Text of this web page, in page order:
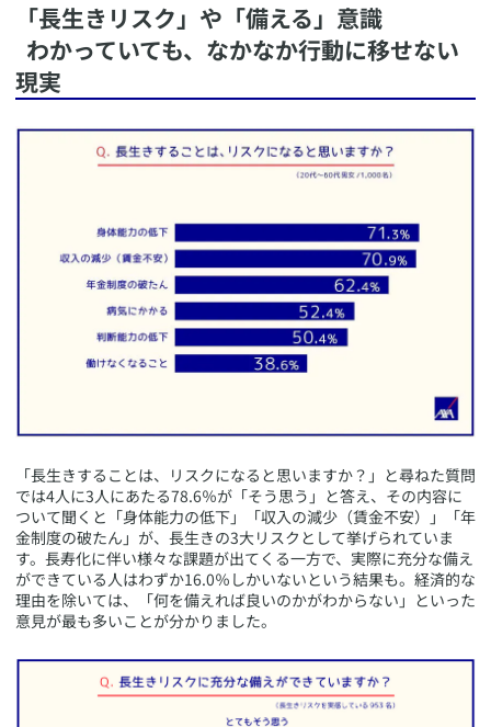
​「長生きリスク」や「備える」意識
わかっていても、なかなか行動に移せない
現実
​「長生きすることは、リスクになると思いますか？」と尋ねた質問
では4人に3人にあたる78.6％が「そう思う」と答え、その内容に
ついて聞くと「身体能力の低下」「収入の減少（賃金不安）」「年
金制度の破たん」が、長生きの3大リスクとして挙げられていま
す。長寿化に伴い様々な課題が出てくる一方で、実際に充分な備え
ができている人はわずか16.0％しかいないという結果も。経済的な
理由を除いては、「何を備えれば良いのかがわからない」といった
意見が最も多いことが分かりました。